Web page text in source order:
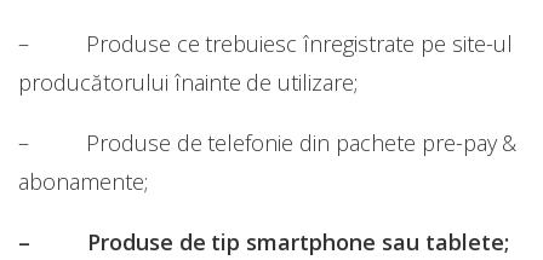
– Produse ce trebuiesc înregistrate pe site-ul
producătorului înainte de utilizare;
– Produse de telefonie din pachete pre-pay &
abonamente;
– Produse de tip smartphone sau tablete;